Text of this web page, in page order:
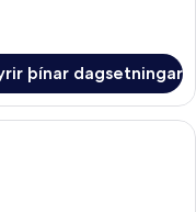
þínar dagsetningar
öryggishólf í herbergi,